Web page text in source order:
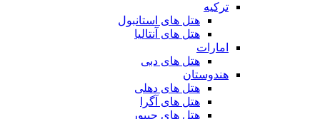
ترکیه
هتل های استانبول
هتل های آنتالیا
امارات
هتل های دبی
هندوستان
هتل های دهلی
هتل های آگرا
هتل های جیپور